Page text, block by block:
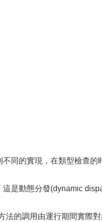
同的實現，在類型檢查的
是動態分發(dynamic
法的調用由運行期間實際對